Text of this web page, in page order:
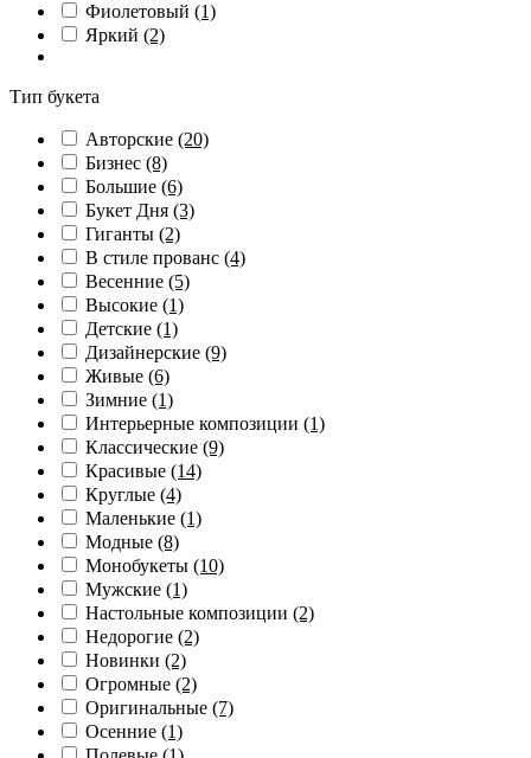
Фиолетовый (1)
Яркий (2)
Тип букета
Авторские (20)
Бизнес (8)
Большие (6)
Букет Дня (3)
Гиганты (2)
В стиле прованс (4)
Весенние (5)
Высокие (1)
Детские (1)
Дизайнерские (9)
Живые (6)
Зимние (1)
Интерьерные композиции (1)
Классические (9)
Красивые (14)
Круглые (4)
Маленькие (1)
Модные (8)
Монобукеты (10)
Мужские (1)
Настольные композиции (2)
Недорогие (2)
Новинки (2)
Огромные (2)
Оригинальные (7)
Осенние (1)